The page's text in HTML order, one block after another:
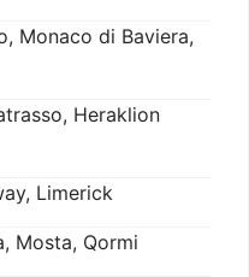
Monaco di Baviera,
Heraklion
Limerick
Mosta, Qormi